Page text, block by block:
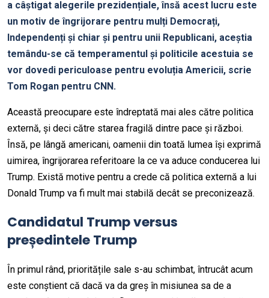
a câștigat alegerile prezidențiale, însă acest lucru este
un motiv de îngrijorare pentru mulți Democrați,
Independenți și chiar și pentru unii Republicani, aceștia
temându-se că temperamentul și politicile acestuia se
vor dovedi periculoase pentru evoluția Americii, scrie
Tom Rogan pentru CNN.
Această preocupare este îndreptată mai ales către politica
externă, și deci către starea fragilă dintre pace și război.
Însă, pe lângă americani, oamenii din toată lumea își exprimă
uimirea, îngrijorarea referitoare la ce va aduce conducerea lui
Trump. Există motive pentru a crede că politica externă a lui
Donald Trump va fi mult mai stabilă decât se preconizează.
Candidatul Trump versus
președintele Trump
În primul rând, prioritățile sale s-au schimbat, întrucât acum
este conștient că dacă va da greș în misiunea sa de a